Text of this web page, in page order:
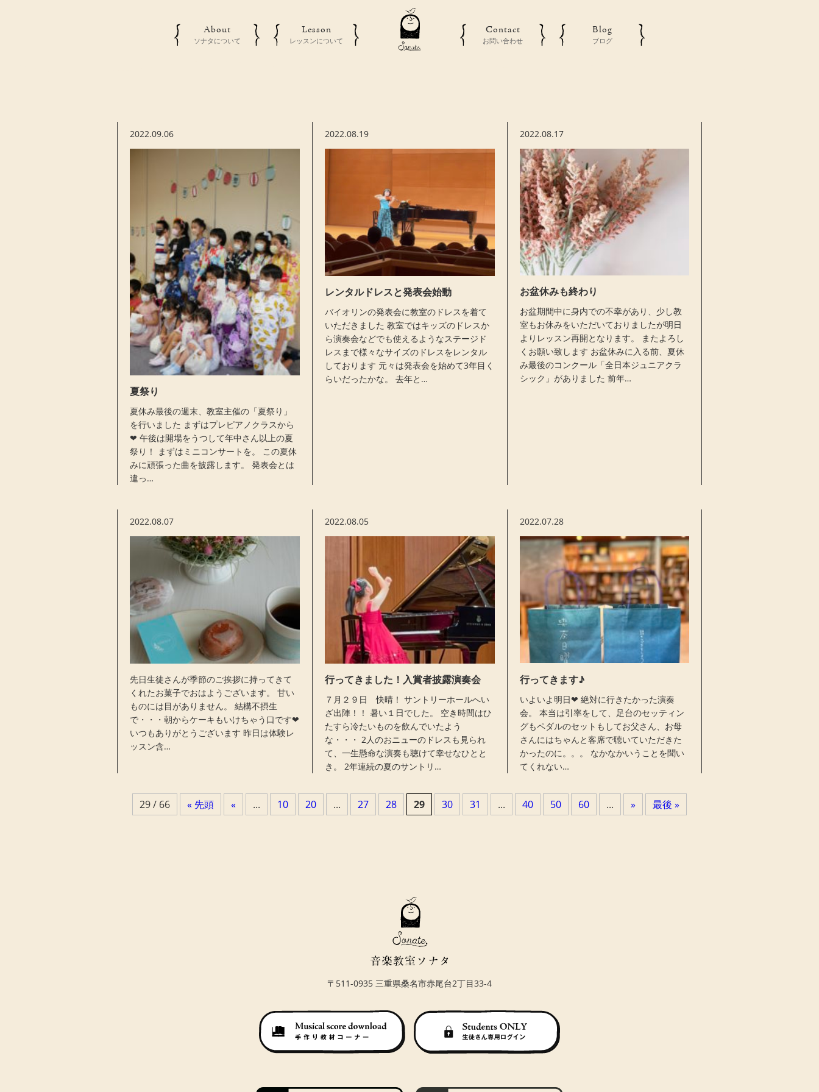
About
ソナタについて
Lesson
レッスンについて
Contact
お問い合わせ
Blog
ブログ
2022.09.06
夏祭り
夏休み最後の週末、教室主催の「夏祭り」
を行いました まずはプレピアノクラスから
❤︎ 午後は開場をうつして年中さん以上の夏
祭り！ まずはミニコンサートを。 この夏休
みに頑張った曲を披露します。 発表会とは
違っ…
2022.08.19
レンタルドレスと発表会始動
バイオリンの発表会に教室のドレスを着て
いただきました 教室ではキッズのドレスか
ら演奏会などでも使えるようなステージド
レスまで様々なサイズのドレスをレンタル
しております 元々は発表会を始めて3年目く
らいだったかな。 去年と…
2022.08.17
お盆休みも終わり
お盆期間中に身内での不幸があり、少し教
室もお休みをいただいておりましたが明日
よりレッスン再開となります。 またよろし
くお願い致します お盆休みに入る前、夏休
み最後のコンクール「全日本ジュニアクラ
シック」がありました 前年…
2022.08.07
先日生徒さんが季節のご挨拶に持ってきて
くれたお菓子でおはようございます。 甘い
ものには目がありません。 結構不摂生
で・・・朝からケーキもいけちゃう口です❤︎
いつもありがとうございます 昨日は体験レ
ッスン含…
2022.08.05
行ってきました！入賞者披露演奏会
７月２９日 快晴！ サントリーホールへい
ざ出陣！！ 暑い１日でした。 空き時間はひ
たすら冷たいものを飲んでいたよう
な・・・ 2人のおニューのドレスも見られ
て、一生懸命な演奏も聴けて幸せなひとと
き。 2年連続の夏のサントリ…
2022.07.28
行ってきます♪
いよいよ明日❤︎ 絶対に行きたかった演奏
会。 本当は引率をして、足台のセッティン
グもペダルのセットもしてお父さん、お母
さんにはちゃんと客席で聴いていただきた
かったのに。。。 なかなかいうことを聞い
てくれない…
29 / 66 « 先頭 « ... 10 20 ... 27 28 29 30 31 ... 40 50 60 ... » 最後 »
〒511-0935 三重県桑名市赤尾台2丁目33-4